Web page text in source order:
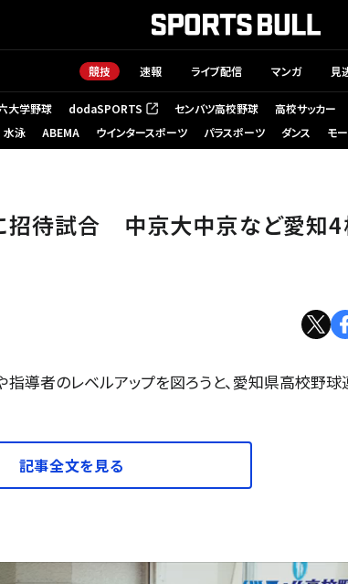
競技 速報 ライブ配信 マンガ 見
大学野球 dodaSPORTS
（新しいタブで開く） センバツ高校野球 高校サッカー
水泳 ABEMA ウインタースポーツ パラスポーツ ダンス モ
招待試合 中京大中京など愛知4
導者のレベルアップを図ろうと、愛知県高校野
記事全文を見る